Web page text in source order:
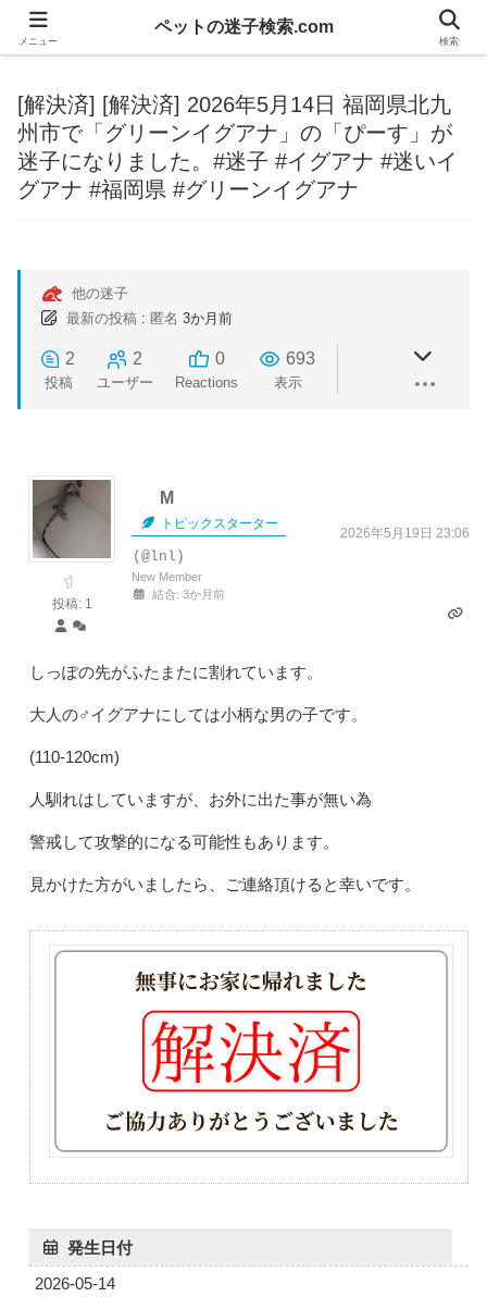
[解決済] [解決済] 2026年5月14日 福岡県北九
州市で「グリーンイグアナ」の「ぴーす」が
迷子になりました。#迷子 #イグアナ #迷いイ
グアナ #福岡県 #グリーンイグアナ
他の迷子
最新の投稿 : 匿名 3か月前
2
投稿
2
ユーザー
0
Reactions
693
表示
投稿: 1
M
トピックスターター
2026年5月19日 23:06
(@lnl)
New Member
結合: 3か月前
しっぽの先がふたまたに割れています。
大人の♂イグアナにしては小柄な男の子です。
(110-120cm)
人馴れはしていますが、お外に出た事が無い為
警戒して攻撃的になる可能性もあります。
見かけた方がいましたら、ご連絡頂けると幸いです。
発生日付
2026-05-14
メニュー
ペットの迷子検索.com
検索